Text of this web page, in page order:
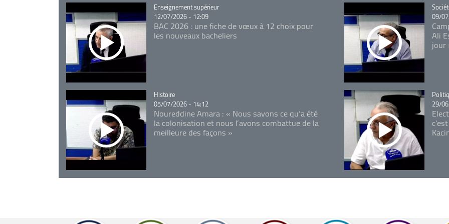
Catégorie
Enseignement supérieur
12/07/2026 - 12:09
BAC 2026 : une fiche de vœux à 12 choix pour
les nouveaux bacheliers
09/
Ali
jour
Catégorie
Histoire
05/07/2026 - 14:12
Noureddine Amara : « Nous savons ce qu’a été
la colonisation et nous l’avons combattue de la
meilleure des façons »
29/